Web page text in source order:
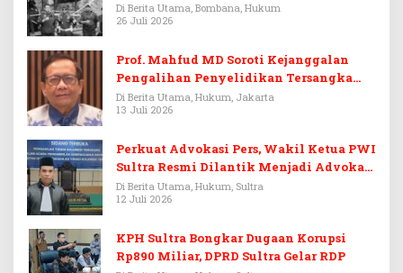
Di Berita Utama, Bombana, Hukum
26 Juli 2026
Prof. Mahfud MD Soroti Kejanggalan
Pengalihan Penyelidikan Tersangka
Febrie Adriansyah
Di Berita Utama, Hukum, Jakarta
13 Juli 2026
Perkuat Advokasi Pers, Wakil Ketua PWI
Sultra Resmi Dilantik Menjadi Advokat
PERADI
Di Berita Utama, Hukum, Sultra
12 Juli 2026
KPH Sultra Bongkar Dugaan Korupsi
Rp890 Miliar, DPRD Sultra Gelar RDP